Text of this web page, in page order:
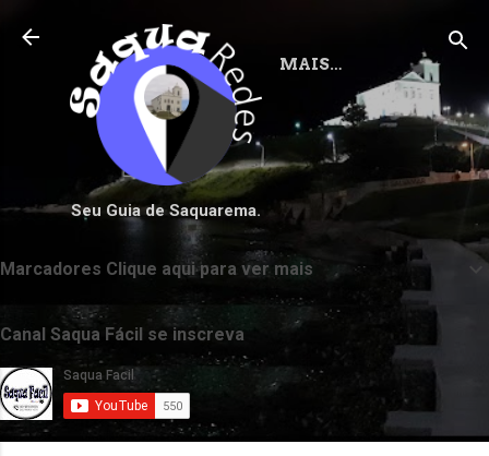
Pular para o conteúdo principal
Seu Guia de Saquarema.
MAIS…
Marcadores Clique aqui para ver mais
Canal Saqua Fácil se inscreva